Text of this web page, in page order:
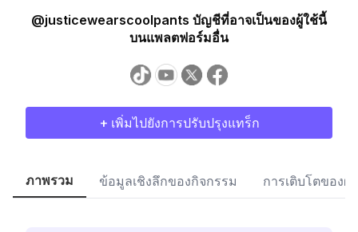
@justicewearscoolpants บัญชีที่อาจเป็นของผู้ใช้นี้
บนแพลตฟอร์มอื่น
+ เพิ่มไปยังการปรับปรุงแทร็ก
ภาพรวม ข้อมูลเชิงลึกของกิจกรรม การเติบโตของผู้